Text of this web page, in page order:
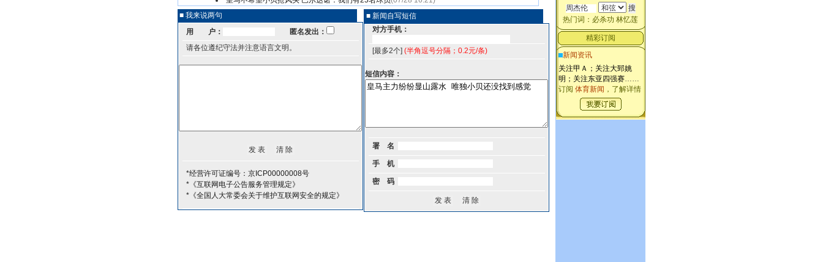
■ 我来说两句
用 户：
匿名发出：
请各位遵纪守法并注意语言文明。
*经营许可证编号：京ICP00000008号
*《互联网电子公告服务管理规定》
*《全国人大常委会关于维护互联网安全的规定》
■ 新闻自写短信
对方手机：
[最多2个] (半角逗号分隔；0.2元/条)
短信内容：
署 名
手 机
密 码
热门词： 必杀功 林忆莲
精彩订阅
新闻资讯
关注甲Ａ；关注大郅姚
明；关注东亚四强赛……
订阅 体育新闻 ，了解详情